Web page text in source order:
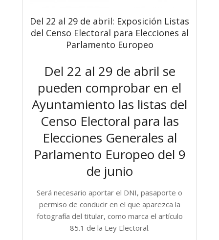
Del 22 al 29 de abril: Exposición Listas
del Censo Electoral para Elecciones al
Parlamento Europeo
Del 22 al 29 de abril se
pueden comprobar en el
Ayuntamiento las listas del
Censo Electoral para las
Elecciones Generales al
Parlamento Europeo del 9
de junio
Será necesario aportar el DNI, pasaporte o
permiso de conducir en el que aparezca la
fotografía del titular, como marca el artículo
85.1 de la Ley Electoral.